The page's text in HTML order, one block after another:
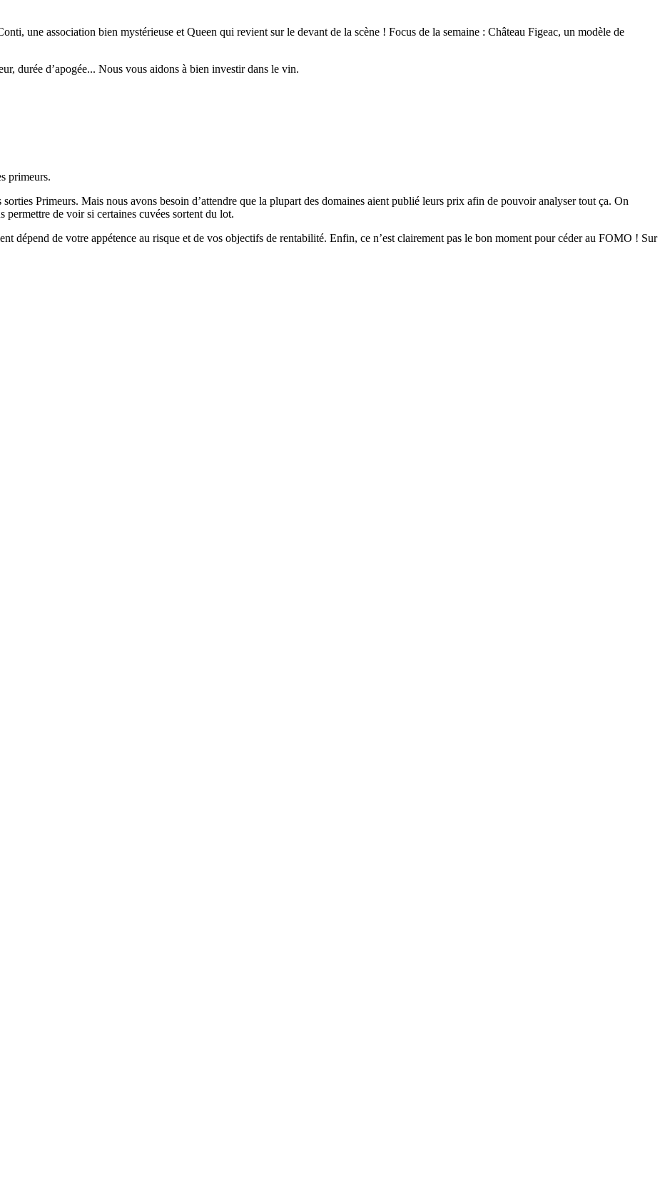
une association bien mystérieuse et Queen qui revient sur le devant de la scène ! Focus de la semaine : Château Figeac, un modèle de
durée d’apogée... Nous vous aidons à bien investir dans le vin.
primeurs.
Primeurs. Mais nous avons besoin d’attendre que la plupart des domaines aient publié leurs prix afin de pouvoir analyser tout ça. On
de voir si certaines cuvées sortent du lot.
dépend de votre appétence au risque et de vos objectifs de rentabilité. Enfin, ce n’est clairement pas le bon moment pour céder au FOMO ! Sur